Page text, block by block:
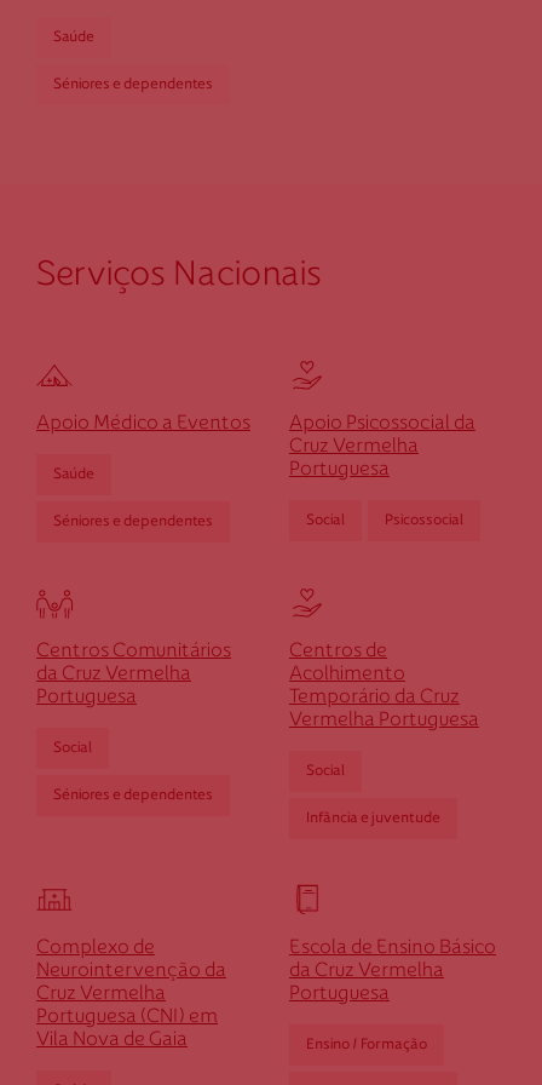
Saúde
Séniores e dependentes
Serviços Nacionais
Apoio Médico a Eventos
Saúde
Séniores e dependentes
Apoio Psicossocial da
Cruz Vermelha
Portuguesa
Social Psicossocial
Centros Comunitários
da Cruz Vermelha
Portuguesa
Social
Séniores e dependentes
Centros de
Acolhimento
Temporário da Cruz
Vermelha Portuguesa
Social
Infância e juventude
Complexo de
Neurointervenção da
Cruz Vermelha
Portuguesa (CNI) em
Vila Nova de Gaia
Escola de Ensino Básico
da Cruz Vermelha
Portuguesa
Ensino / Formação